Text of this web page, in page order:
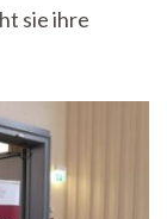
sie ihre